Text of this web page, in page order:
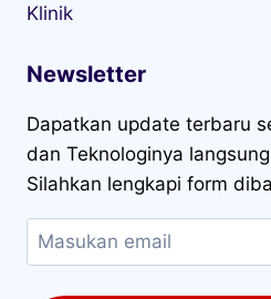
Klinik
Newsletter
Dapatkan update terbaru
dan Teknologinya
Silahkan lengkapi form